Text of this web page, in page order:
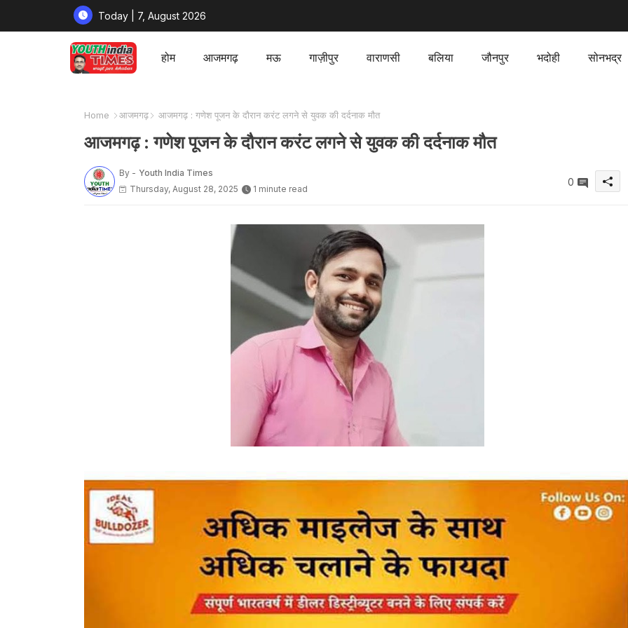
Today | 7, August 2026
होम आजमगढ़ मऊ गाज़ीपुर वाराणसी बलिया जौनपुर भदोही सोनभद्र
Home आजमगढ़ आजमगढ़ : गणेश पूजन के दौरान करंट लगने से युवक की दर्दनाक मौत
आजमगढ़ : गणेश पूजन के दौरान करंट लगने से युवक की दर्दनाक मौत
By - Youth India Times
Thursday, August 28, 2025
1 minute read
0